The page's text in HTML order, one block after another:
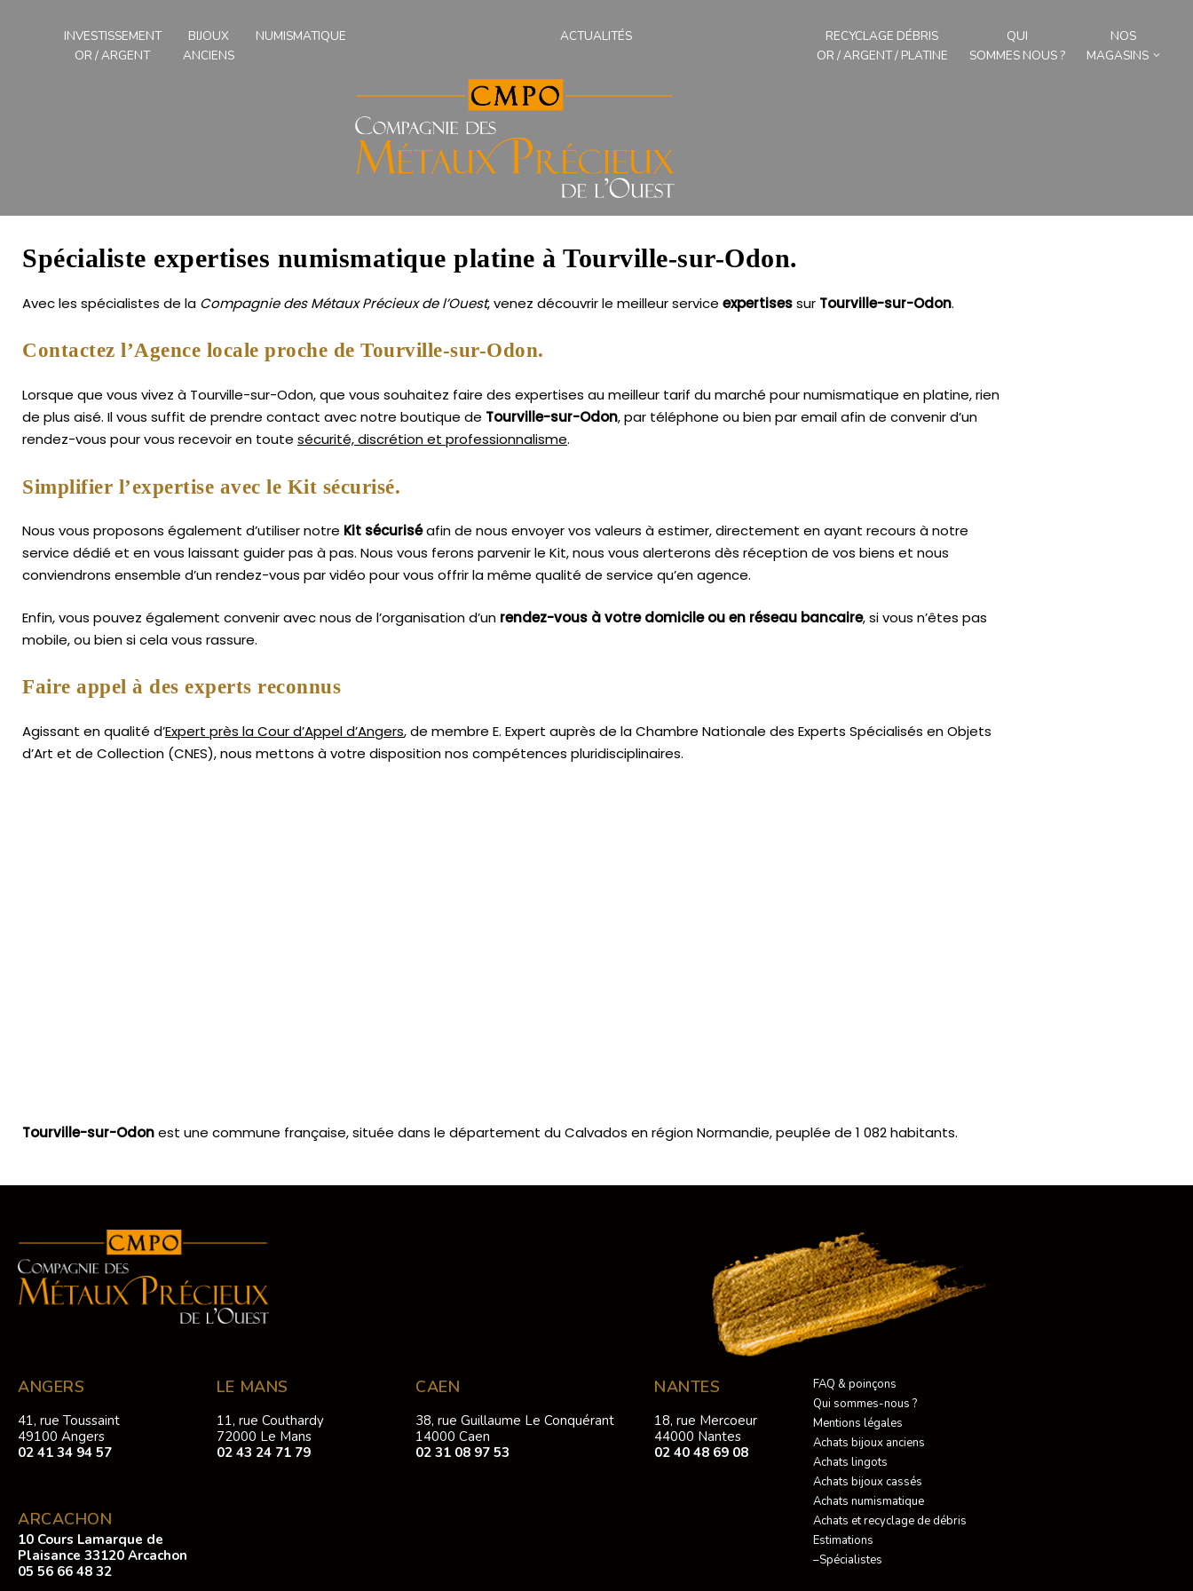
INVESTISSEMENT
OR / ARGENT
BIJOUX
ANCIENS
NUMISMATIQUE ACTUALITÉS
RECYCLAGE DÉBRIS
OR / ARGENT / PLATINE
QUI
SOMMES NOUS ?
NOS
MAGASINS
Spécialiste expertises numismatique platine à Tourville-sur-Odon.
Avec les spécialistes de la Compagnie des Métaux Précieux de l’Ouest, venez découvrir le meilleur service expertisessur Tourville-sur-Odon.
Contactez l’Agence locale proche de Tourville-sur-Odon.
Lorsque que vous vivez à Tourville-sur-Odon, que vous souhaitez faire des expertises au meilleur tarif du marché pour numismatique en platine, rien
de plus aisé. Il vous suffit de prendre contact avec notre boutique de Tourville-sur-Odon, par téléphone ou bien par email afin de convenir d’un
rendez-vous pour vous recevoir en toute sécurité, discrétion et professionnalisme.
Simplifier l’expertise avec le Kit sécurisé.
Nous vous proposons également d’utiliser notre Kit sécuriséafin de nous envoyer vos valeurs à estimer, directement en ayant recours à notre
service dédié et en vous laissant guider pas à pas. Nous vous ferons parvenir le Kit, nous vous alerterons dès réception de vos biens et nous
conviendrons ensemble d’un rendez-vous par vidéo pour vous offrir la même qualité de service qu’en agence.
Enfin, vous pouvez également convenir avec nous de l’organisation d’un rendez-vous à votre domicile ou en réseau bancaire, si vous n’êtes pas
mobile, ou bien si cela vous rassure.
Faire appel à des experts reconnus
Agissant en qualité d’Expert près la Cour d’Appel d’Angers, de membre E. Expert auprès de laChambre Nationale des Experts Spécialisés en Objets
d’Art et de Collection (CNES),nous mettons à votre disposition nos compétences pluridisciplinaires.
Tourville-sur-Odonest une commune française, située dans le département du Calvados en région Normandie, peuplée de 1 082 habitants.
ANGERS
41, rue Toussaint
49100 Angers
02 41 34 94 57
ARCACHON
10 Cours Lamarque de
Plaisance 33120 Arcachon
05 56 66 48 32
LE MANS
11, rue Couthardy
72000 Le Mans
02 43 24 71 79
CAEN
38, rue Guillaume Le Conquérant
14000 Caen
02 31 08 97 53
NANTES
18, rue Mercoeur
44000 Nantes
02 40 48 69 08
FAQ & poinçons
Qui sommes-nous ?
Mentions légales
Achats bijoux anciens
Achats lingots
Achats bijoux cassés
Achats numismatique
Achats et recyclage de débris
Estimations
–Spécialistes